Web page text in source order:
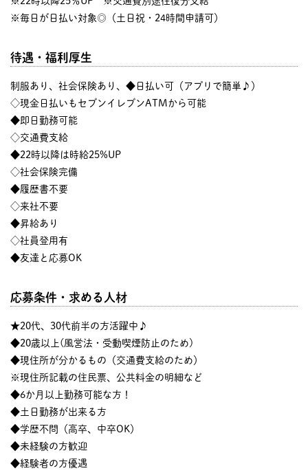
※毎日が日払い対象◎（土日祝・24時間申請可）
待遇・福利厚生
制服あり、社会保険あり、◆日払い可（アプリで簡単♪）
◇現金日払いもセブンイレブンATMから可能
◆即日勤務可能
◇交通費支給
◆22時以降は時給25%UP
◇社会保険完備
◆履歴書不要
◇来社不要
◆昇給あり
◇社員登用有
◆友達と応募OK
応募条件・求める人材
★20代、30代前半の方活躍中♪
◆20歳以上(風営法・受動喫煙防止のため)
◆現住所が分かるもの（交通費支給のため）
※現住所記載の住民票、公共料金の明細など
◆6か月以上勤務可能な方！
◆土日勤務が出来る方
◆学歴不問（高卒、中卒OK）
◆未経験の方歓迎
◆経験者の方優遇